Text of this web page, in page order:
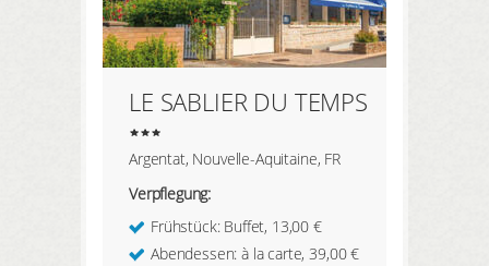
LE SABLIER DU TEMPS
Argentat, Nouvelle-Aquitaine, FR
Verpflegung:
Frühstück: Buffet, 13,00 €
Abendessen: à la carte, 39,00 €